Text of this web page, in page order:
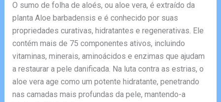
O sumo de folha de aloés, ou aloe vera, é extraído da
planta Aloe barbadensis e é conhecido por suas
propriedades curativas, hidratantes e regenerativas. Ele
contém mais de 75 componentes ativos, incluindo
vitaminas, minerais, aminoácidos e enzimas que ajudam
a restaurar a pele danificada. Na luta contra as estrias, o
aloe vera age como um potente hidratante, penetrando
nas camadas mais profundas da pele, mantendo-a